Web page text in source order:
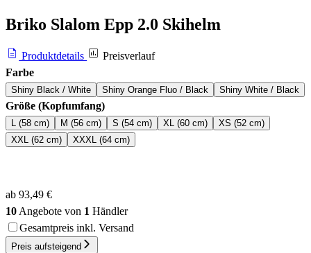
Briko Slalom Epp 2.0 Skihelm
Produktdetails
Preisverlauf
Farbe
Shiny Black / White Shiny Orange Fluo / Black Shiny White / Black
Größe (Kopfumfang)
L (58 cm) M (56 cm) S (54 cm) XL (60 cm)
XS (52 cm)
XXL (62 cm)
XXXL (64 cm)
ab 93,49 €
10 Angebote von 1 Händler
Gesamtpreis inkl. Versand
Preis aufsteigend